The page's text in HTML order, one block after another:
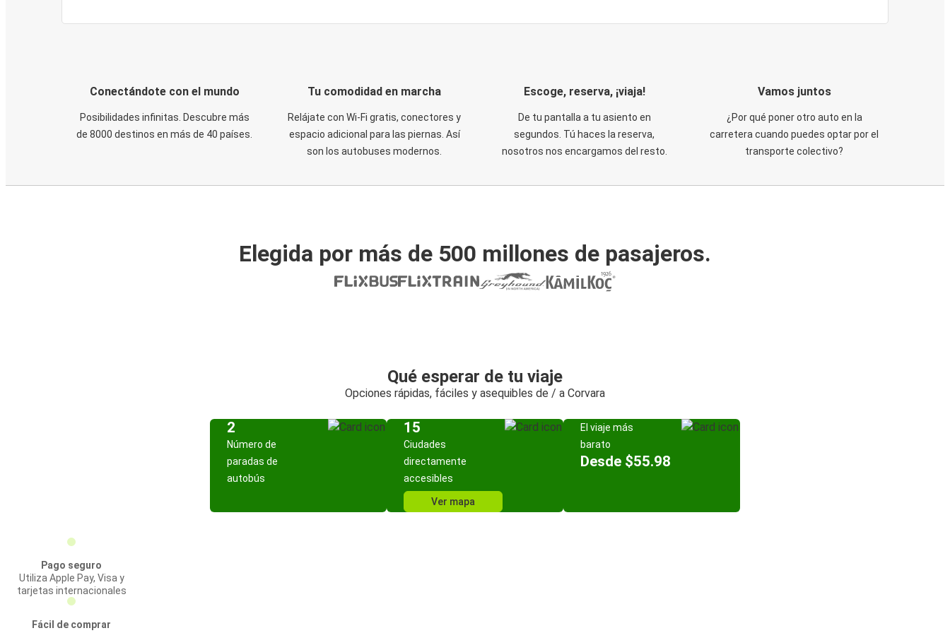
Conectándote con el mundo
Posibilidades infinitas. Descubre más
de 8000 destinos en más de 40 países.
Tu comodidad en marcha
Relájate con Wi-Fi gratis, conectores y
espacio adicional para las piernas. Así
son los autobuses modernos.
Escoge, reserva, ¡viaja!
De tu pantalla a tu asiento en
segundos. Tú haces la reserva,
nosotros nos encargamos del resto.
Vamos juntos
¿Por qué poner otro auto en la
carretera cuando puedes optar por el
transporte colectivo?
Elegida por más de 500 millones de pasajeros.
Qué esperar de tu viaje
Opciones rápidas, fáciles y asequibles de / a Corvara
2
Número de
paradas de
autobús
15
Ciudades
directamente
accesibles
Ver mapa
El viaje más
barato
Desde $55.98
Pago seguro
Utiliza Apple Pay, Visa y
tarjetas internacionales
Fácil de comprar